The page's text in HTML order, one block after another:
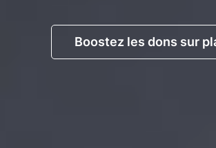
Boostez les dons sur